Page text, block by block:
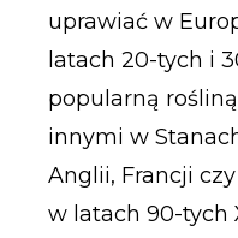
uprawiać w
latach 20-tych i
popularną
innymi w
Anglii, Francji
w latach 90-tych